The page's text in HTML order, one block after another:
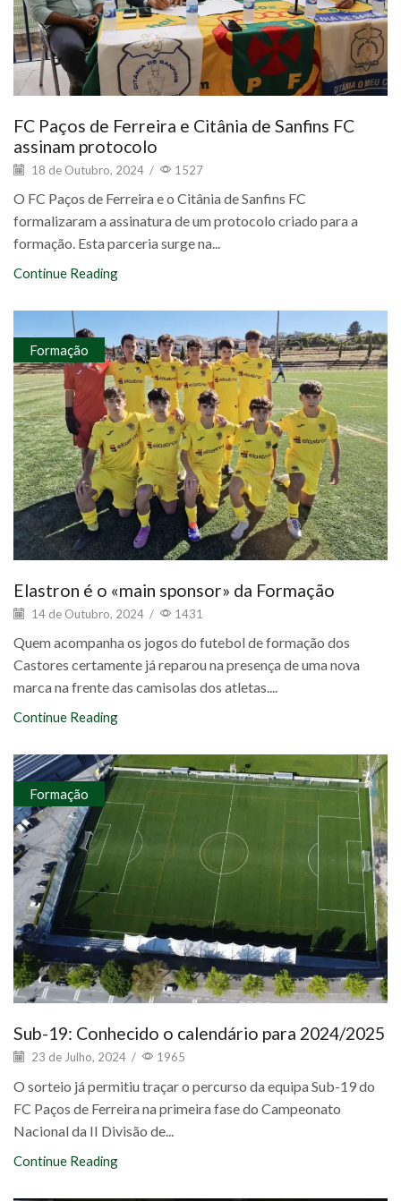
FC Paços de Ferreira e Citânia de Sanfins FC
assinam protocolo
18 de Outubro, 2024 / 1527
O FC Paços de Ferreira e o Citânia de Sanfins FC
formalizaram a assinatura de um protocolo criado para a
formação. Esta parceria surge na...
Continue Reading
Formação
Elastron é o «main sponsor» da Formação
14 de Outubro, 2024 / 1431
Quem acompanha os jogos do futebol de formação dos
Castores certamente já reparou na presença de uma nova
marca na frente das camisolas dos atletas....
Continue Reading
Formação
Sub-19: Conhecido o calendário para 2024/2025
23 de Julho, 2024 / 1965
O sorteio já permitiu traçar o percurso da equipa Sub-19 do
FC Paços de Ferreira na primeira fase do Campeonato
Nacional da II Divisão de...
Continue Reading